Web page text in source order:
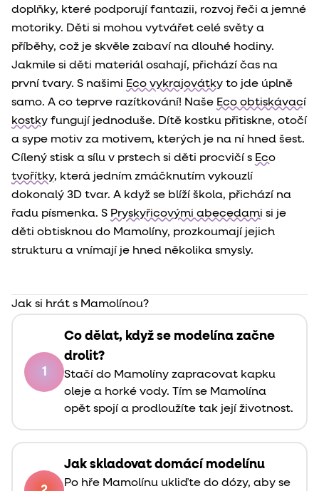
doplňky, které podporují fantazii, rozvoj řeči a jemné
motoriky. Děti si mohou vytvářet celé světy a
příběhy, což je skvěle zabaví na dlouhé hodiny.
Jakmile si děti materiál osahají, přichází čas na
první tvary. S našimi Eco vykrajovátky to jde úplně
samo. A co teprve razítkování! Naše Eco obtiskávací
kostky fungují jednoduše. Dítě kostku přitiskne, otočí
a sype motiv za motivem, kterých je na ní hned šest.
Cílený stisk a sílu v prstech si děti procvičí s Eco
tvořítky, která jedním zmáčknutím vykouzlí
dokonalý 3D tvar. A když se blíží škola, přichází na
řadu písmenka. S Pryskyřicovými abecedami si je
děti obtisknou do Mamolíny, prozkoumají jejich
strukturu a vnímají je hned několika smysly.
Jak si hrát s Mamolínou?
1
Co dělat, když se modelína začne
drolit?
Stačí do Mamolíny zapracovat kapku
oleje a horké vody. Tím se Mamolína
opět spojí a prodloužíte tak její životnost.
Jak skladovat domácí modelínu
Po hře Mamolínu ukliďte do dózy, aby se